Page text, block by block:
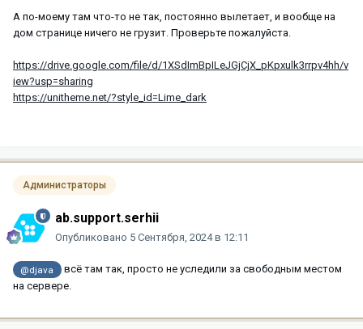
А по-моему там что-то не так, постоянно вылетает, и вообще на
дом странице ничего не грузит. Проверьте пожалуйста.
https://drive.google.com/file/d/1XSdImBpILeJGjCjX_pKpxulk3rrpv4hh/v
iew?usp=sharing
https://unitheme.net/?style_id=Lime_dark
Администраторы
ab.support.serhii
Опубликовано 5 Сентября, 2024 в 12:11
@djava
всё там так, просто не уследили за свободным местом
на сервере.